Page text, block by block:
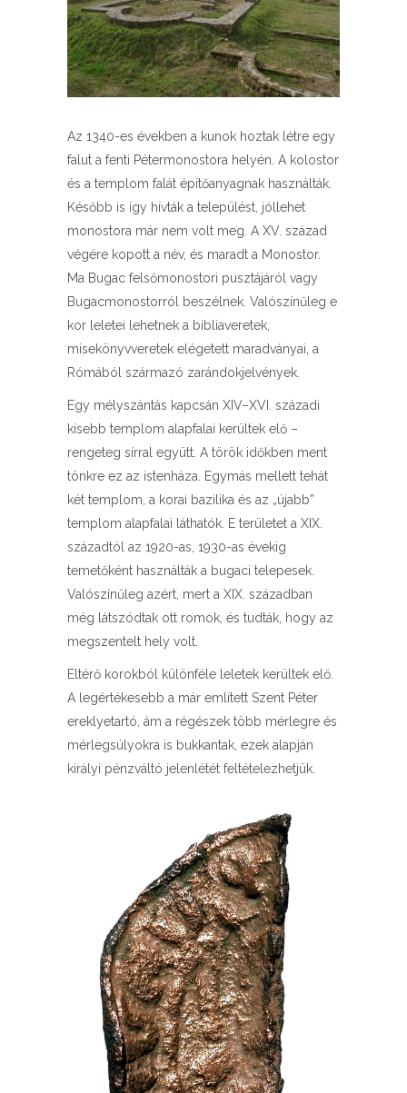
Az 1340-es években a kunok hoztak létre egy
falut a fenti Pétermonostora helyén. A kolostor
és a templom falát építőanyagnak használták.
Később is így hívták a települést, jóllehet
monostora már nem volt meg. A XV. század
végére kopott a név, és maradt a Monostor.
Ma Bugac felsőmonostori pusztájáról vagy
Bugacmonostorról beszélnek. Valószínűleg e
kor leletei lehetnek a bibliaveretek,
misekönyvveretek elégetett maradványai, a
Rómából származó zarándokjelvények.
Egy mélyszántás kapcsán XIV–XVI. századi
kisebb templom alapfalai kerültek elő –
rengeteg sírral együtt. A török időkben ment
tönkre ez az istenháza. Egymás mellett tehát
két templom, a korai bazilika és az „újabb”
templom alapfalai láthatók. E területet a XIX.
századtól az 1920-as, 1930-as évekig
temetőként használták a bugaci telepesek.
Valószínűleg azért, mert a XIX. században
még látszódtak ott romok, és tudták, hogy az
megszentelt hely volt.
Eltérő korokból különféle leletek kerültek elő.
A legértékesebb a már említett Szent Péter
ereklyetartó, ám a régészek több mérlegre és
mérlegsúlyokra is bukkantak, ezek alapján
királyi pénzváltó jelenlétét feltételezhetjük.